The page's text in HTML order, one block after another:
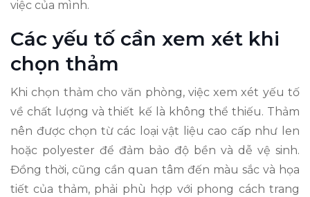
việc của mình.
Các yếu tố cần xem xét khi
chọn thảm
Khi chọn thảm cho văn phòng, việc xem xét yếu tố
về chất lượng và thiết kế là không thể thiếu. Thảm
nên được chọn từ các loại vật liệu cao cấp như len
hoặc polyester để đảm bảo độ bền và dễ vệ sinh.
Đồng thời, cũng cần quan tâm đến màu sắc và họa
tiết của thảm, phải phù hợp với phong cách trang